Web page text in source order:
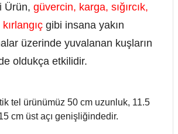
Ürün, güvercin, karga, sığırcık,
gibi insana yakın
üzerinde yuvalanan kuşların
oldukça etkilidir.
tel ürünümüz 50 cm uzunluk, 11.5
cm üst açı genişliğindedir.